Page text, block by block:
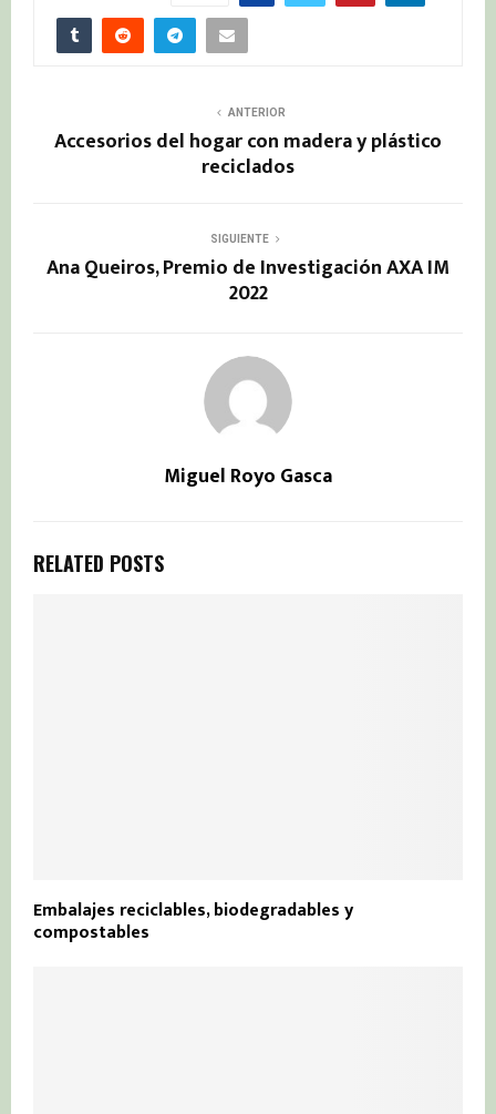
ANTERIOR
Accesorios del hogar con madera y plástico
reciclados
SIGUIENTE
Ana Queiros, Premio de Investigación AXA IM
2022
Miguel Royo Gasca
RELATED POSTS
Embalajes reciclables, biodegradables y
compostables